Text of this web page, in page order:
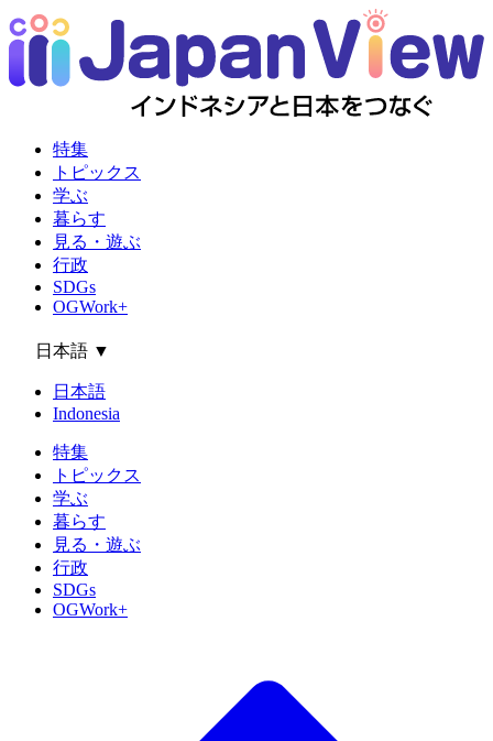
特集
トピックス
学ぶ
暮らす
見る・遊ぶ
行政
SDGs
OGWork+
日本語 ▼
日本語
Indonesia
特集
トピックス
学ぶ
暮らす
見る・遊ぶ
行政
SDGs
OGWork+